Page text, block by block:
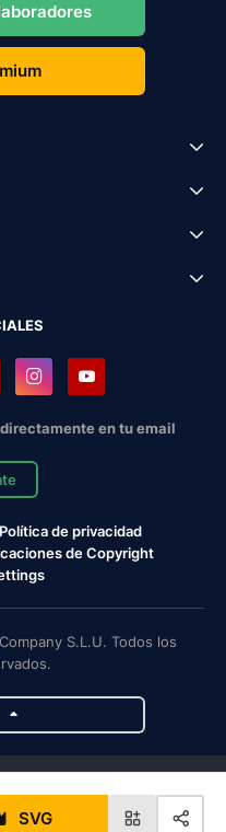
SVG
en tu email
Política de privacidad
de Copyright
S.L.U. Todos los